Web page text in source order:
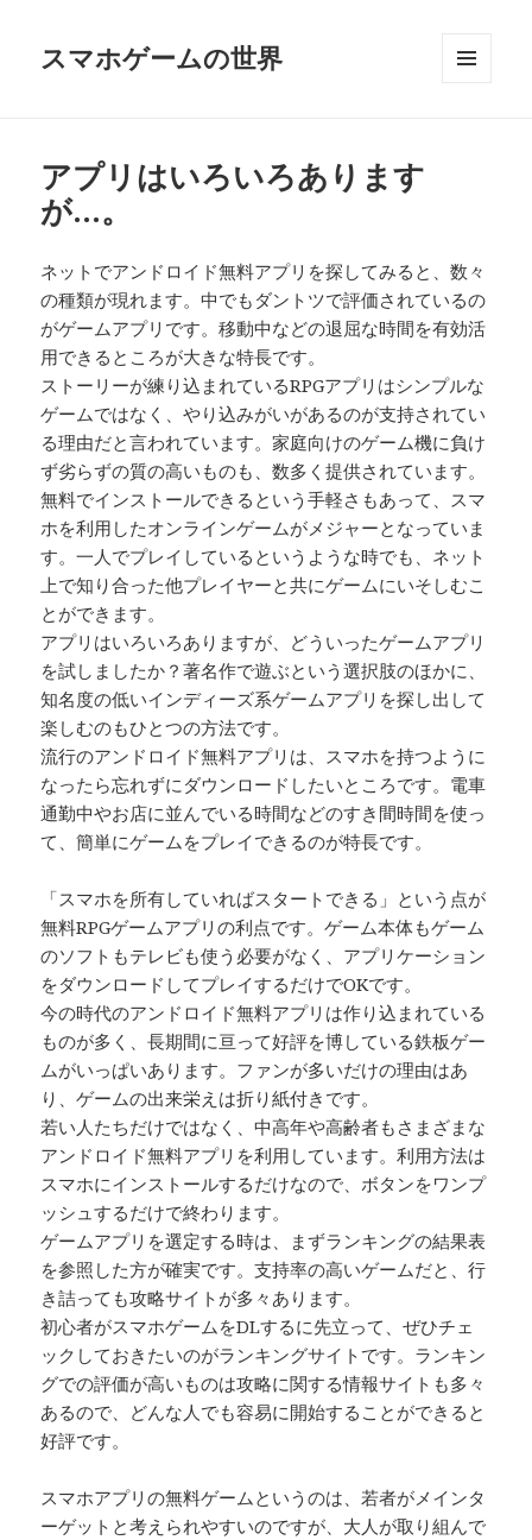
スマホゲームの世界
アプリはいろいろあります
が…。
ネットでアンドロイド無料アプリを探してみると、数々
の種類が現れます。中でもダントツで評価されているの
がゲームアプリです。移動中などの退屈な時間を有効活
用できるところが大きな特長です。
ストーリーが練り込まれているRPGアプリはシンプルな
ゲームではなく、やり込みがいがあるのが支持されてい
る理由だと言われています。家庭向けのゲーム機に負け
ず劣らずの質の高いものも、数多く提供されています。
無料でインストールできるという手軽さもあって、スマ
ホを利用したオンラインゲームがメジャーとなっていま
す。一人でプレイしているというような時でも、ネット
上で知り合った他プレイヤーと共にゲームにいそしむこ
とができます。
アプリはいろいろありますが、どういったゲームアプリ
を試しましたか？著名作で遊ぶという選択肢のほかに、
知名度の低いインディーズ系ゲームアプリを探し出して
楽しむのもひとつの方法です。
流行のアンドロイド無料アプリは、スマホを持つように
なったら忘れずにダウンロードしたいところです。電車
通勤中やお店に並んでいる時間などのすき間時間を使っ
て、簡単にゲームをプレイできるのが特長です。
「スマホを所有していればスタートできる」という点が
無料RPGゲームアプリの利点です。ゲーム本体もゲーム
のソフトもテレビも使う必要がなく、アプリケーション
をダウンロードしてプレイするだけでOKです。
今の時代のアンドロイド無料アプリは作り込まれている
ものが多く、長期間に亘って好評を博している鉄板ゲー
ムがいっぱいあります。ファンが多いだけの理由はあ
り、ゲームの出来栄えは折り紙付きです。
若い人たちだけではなく、中高年や高齢者もさまざまな
アンドロイド無料アプリを利用しています。利用方法は
スマホにインストールするだけなので、ボタンをワンプ
ッシュするだけで終わります。
ゲームアプリを選定する時は、まずランキングの結果表
を参照した方が確実です。支持率の高いゲームだと、行
き詰っても攻略サイトが多々あります。
初心者がスマホゲームをDLするに先立って、ぜひチェ
ックしておきたいのがランキングサイトです。ランキン
グでの評価が高いものは攻略に関する情報サイトも多々
あるので、どんな人でも容易に開始することができると
好評です。
スマホアプリの無料ゲームというのは、若者がメインタ
ーゲットと考えられやすいのですが、大人が取り組んで